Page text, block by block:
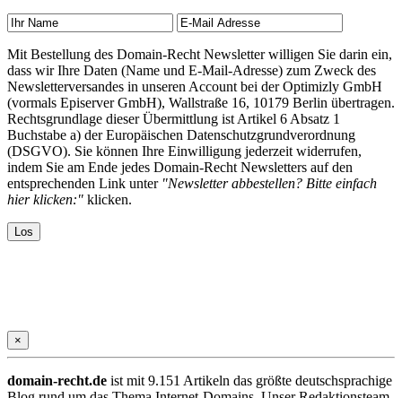
Mit Bestellung des Domain-Recht Newsletter willigen Sie darin ein,
dass wir Ihre Daten (Name und E-Mail-Adresse) zum Zweck des
Newsletterversandes in unseren Account bei der Optimizly GmbH
(vormals Episerver GmbH), Wallstraße 16, 10179 Berlin übertragen.
Rechtsgrundlage dieser Übermittlung ist Artikel 6 Absatz 1
Buchstabe a) der Europäischen Datenschutzgrundverordnung
(DSGVO). Sie können Ihre Einwilligung jederzeit widerrufen,
indem Sie am Ende jedes Domain-Recht Newsletters auf den
entsprechenden Link unter "Newsletter abbestellen? Bitte einfach
hier klicken:" klicken.
×
domain-recht.de ist mit 9.151 Artikeln das größte deutschsprachige